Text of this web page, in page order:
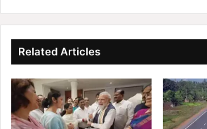
खु
द
र्चे
श
रा
रि
Related Articles